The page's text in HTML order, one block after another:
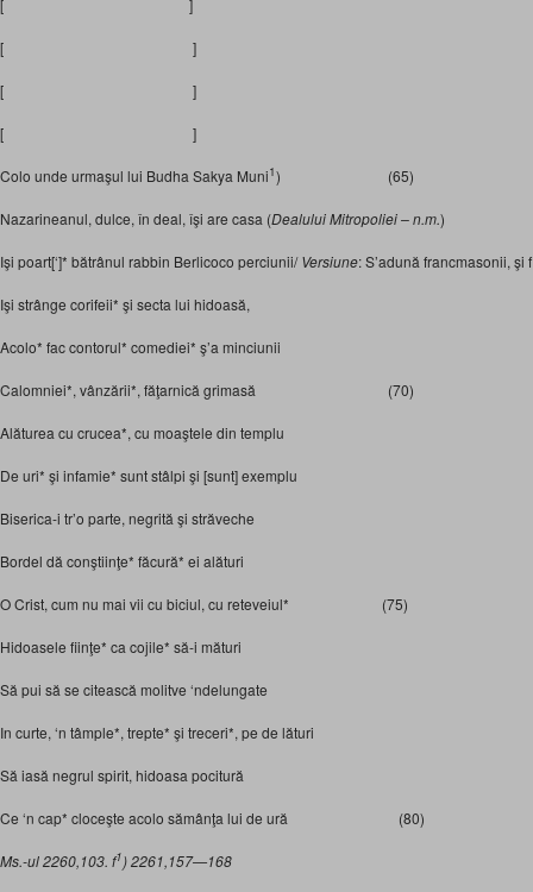
[ ]
[ ]
[ ]
[ ]
Colo unde urmaşul lui Budha Sakya Muni1) (65)
Nazarineanul, dulce, în deal, îşi are casa (Dealului Mitropoliei – n.m.)
Işi poart[‘]* bătrânul rabbin Berlicoco perciunii/Versiune: S’adună francmasonii, şi
Işi strânge corifeii* şi secta lui hidoasă,
Acolo* fac contorul* comediei* ş’a minciunii
Calomniei*, vânzării*, făţarnică grimasă (70)
Alăturea cu crucea*, cu moaştele din templu
De uri* şi infamie* sunt stâlpi şi [sunt] exemplu
Biserica-i tr’o parte, negrită şi străveche
Bordel dă conştiinţe* făcură* ei alături
O Crist, cum nu mai vii cu biciul, cu reteveiul* (75)
Hidoasele fiinţe* ca cojile* să-i mături
Să pui să se citească molitve ‘ndelungate
In curte, ‘n tâmple*, trepte* şi treceri*, pe de lături
Să iasă negrul spirit, hidoasa pocitură
Ce ‘n cap* cloceşte acolo sămânţa lui de ură (80)
Ms.-ul 2260,103. f1) 2261,157—168